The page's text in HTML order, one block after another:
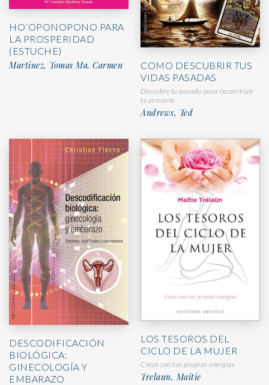
HO’OPONOPONO PARA
LA PROSPERIDAD
(ESTUCHE)
Martinez, Tomas Ma. Carmen
COMO DESCUBRIR TUS
VIDAS PASADAS
Descubre tu pasado para reconstruir
tu presente
Andrews, Ted
DESCODIFICACIÓN
BIOLÓGICA:
GINECOLOGÍA Y
EMBARAZO
LOS TESOROS DEL
CICLO DE LA MUJER
Crece con tus propias energías
Trelaun, Maitie